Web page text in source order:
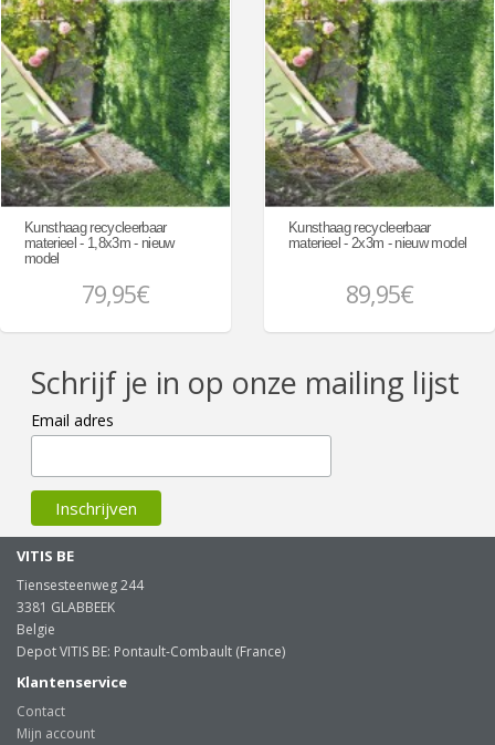
Kunsthaag recycleerbaar
materieel - 1,8x3m - nieuw
model
79,95€
Kunsthaag recycleerbaar
materieel - 2x3m - nieuw model
89,95€
Schrijf je in op onze mailing lijst
Email adres
VITIS BE
Tiensesteenweg 244
3381 GLABBEEK
Belgie
Depot VITIS BE: Pontault-Combault (France)
Klantenservice
Contact
Mijn account